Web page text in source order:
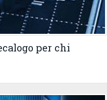
per chi